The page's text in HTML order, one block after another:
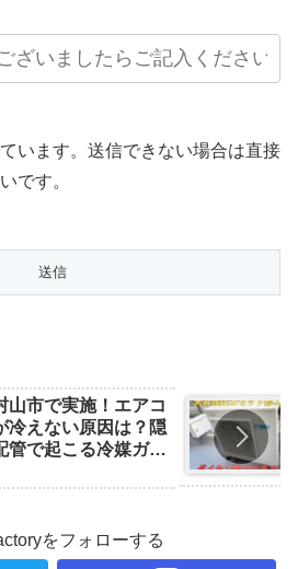
います。送信できない場合は直接
です。
山市で実施！エアコ
冷えない原因は？隠
管で起こる冷媒ガス
をフォローする